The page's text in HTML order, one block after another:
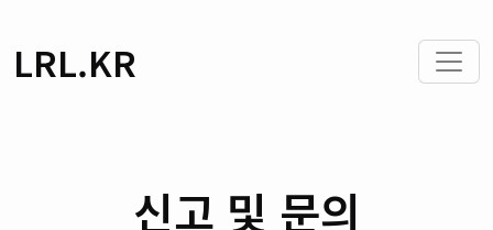
LRL.KR
신고 및 문의